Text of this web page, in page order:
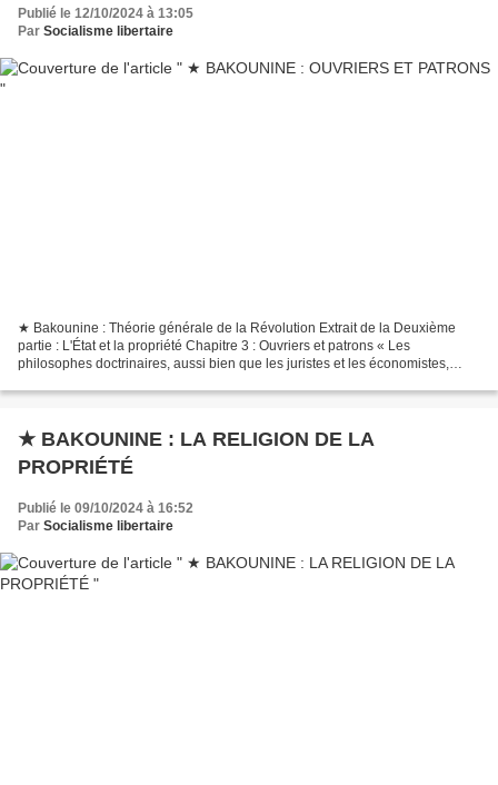
Publié le 12/10/2024 à 13:05
Par Socialisme libertaire
★ Bakounine : Théorie générale de la Révolution Extrait de la Deuxième
partie : L'État et la propriété Chapitre 3 : Ouvriers et patrons « Les
philosophes doctrinaires, aussi bien que les juristes et les économistes,
★ BAKOUNINE : LA RELIGION DE LA
PROPRIÉTÉ
Publié le 09/10/2024 à 16:52
Par Socialisme libertaire